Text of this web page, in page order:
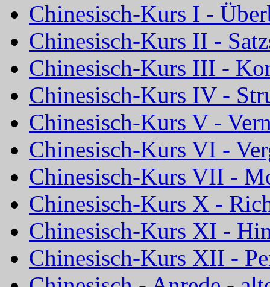
Chinesisch-Kurs I -
Chinesisch-Kurs II -
Chinesisch-Kurs III -
Chinesisch-Kurs IV -
Chinesisch-Kurs V -
Chinesisch-Kurs VI -
Chinesisch-Kurs VII -
Chinesisch-Kurs X -
Chinesisch-Kurs XI -
Chinesisch-Kurs XII -